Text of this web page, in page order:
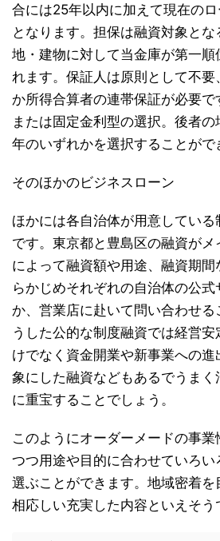
合には25年以内に加えて現在の
となります。担保は融資対象と
地・建物に対して当金庫が第一順
れます。保証人は原則として不
か所得合算者の連帯保証が必要で
または固定金利型の選択。後者
年のいずれかを選択することがで
そのほかのビジネスローン
ほかには各自治体が用意してい
です。東京都と豊島区の融資が
によって融資額や用途、融資期
らかじめそれぞれの自治体の公
か、営業店に赴いて問い合わせる
うした公的な制度融資では経営
けでなく資金開業や新事業への
象にした融資などもあるでうまく
に重宝することでしょう。
このようにオーダーメードの事
つつ用途や目的に合わせていろい
選ぶことができます。地域密着
相応しい充実した内容といえそう